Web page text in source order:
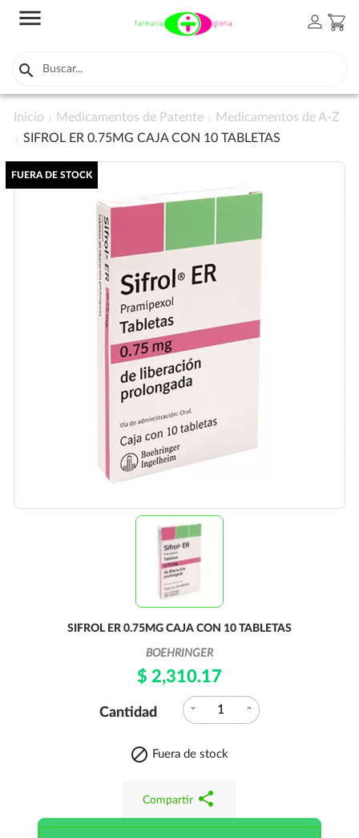
menu person shopping_cart

Inicio Medicamentos de Patente
Medicamentos de A-Z
SIFROL ER 0.75MG CAJA CON 10 TABLETAS
FUERA DE STOCK
SIFROL ER 0.75MG CAJA CON 10 TABLETAS
BOEHRINGER
$ 2,310.17
Cantidad expand_more expand_less
 Fuera de stock
Compartir share